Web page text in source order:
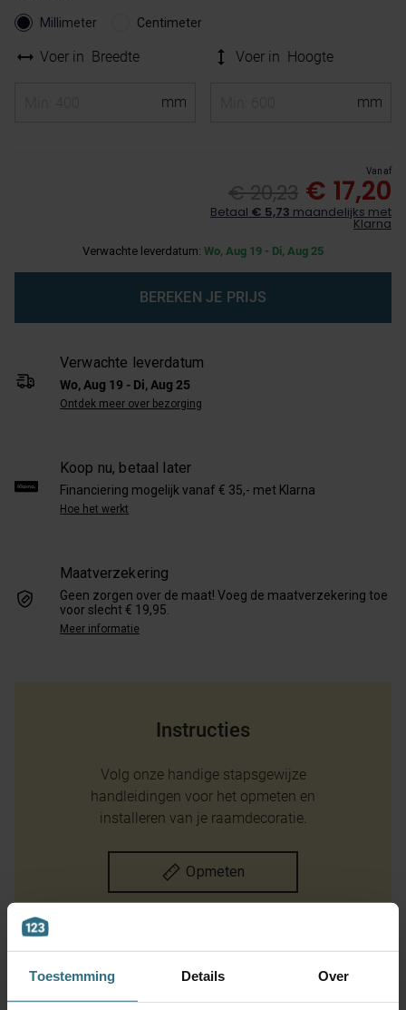
Toestemming Details Over
Millimeter Centimeter
Voer in Breedte Voer in Hoogte
Vanaf
€ 20,23 € 17,20
Betaal € 5,73 maandelijks met
Klarna
Verwachte leverdatum: Wo, Aug 19 - Di, Aug 25
BEREKEN JE PRIJS
Verwachte leverdatum
Wo, Aug 19 - Di, Aug 25
Ontdek meer over bezorging
Koop nu, betaal later
Financiering mogelijk vanaf € 35,- met Klarna
Hoe het werkt
Maatverzekering
Geen zorgen over de maat! Voeg de maatverzekering toe
voor slecht € 19,95.
Meer informatie
Instructies
Volg onze handige stapsgewijze
handleidingen voor het opmeten en
installeren van je raamdecoratie.
Opmeten